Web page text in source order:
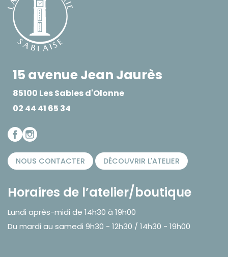
15 avenue Jean Jaurès
85100 Les Sables d'Olonne
02 44 41 65 34
NOUS CONTACTER DÉCOUVRIR L'ATELIER
Horaires de l’atelier/boutique
Lundi après-midi de 14h30 à 19h00
Du mardi au samedi 9h30 - 12h30 / 14h30 - 19h00